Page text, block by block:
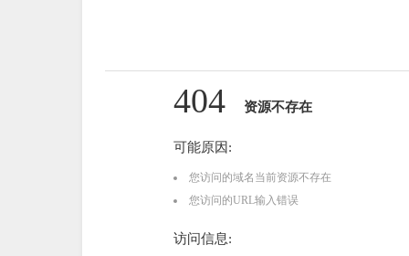
404 资源不存在
可能原因:
您访问的域名当前资源不存在
您访问的URL输入错误
访问信息: